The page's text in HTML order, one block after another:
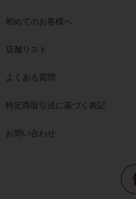
初めてのお客様へ
店舗リスト
よくある質問
特定商取引法に基づく表記
お問い合わせ